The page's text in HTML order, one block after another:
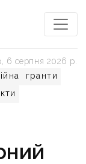
гранти
6 серпня 2026 р.